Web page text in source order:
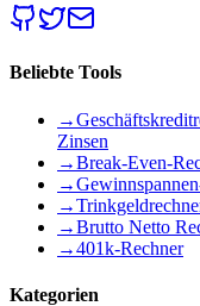
Beliebte Tools
→
Zinsen
→Break-Even-
→
→
→Brutto Netto
→401k-Rechner
Kategorien